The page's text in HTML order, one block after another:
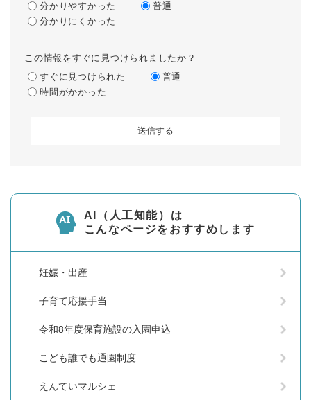
分かりやすかった
普通
分かりにくかった
この情報をすぐに見つけられましたか？
すぐに見つけられた
普通
時間がかかった
AI（人工知能）は
こんなページをおすすめします
妊娠・出産
子育て応援手当
令和8年度保育施設の入園申込
こども誰でも通園制度
えんていマルシェ